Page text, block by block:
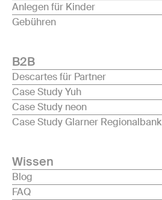
Anlegen für Kinder
Gebühren
B2B
Descartes für Partner
Case Study Yuh
Case Study neon
Case Study Glarner Regionalbank
Wissen
Blog
FAQ